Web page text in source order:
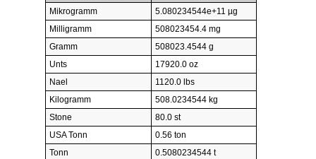
Mikrogramm
5.080234544e+11 µg
Milligramm
508023454.4 mg
Gramm
508023.4544 g
Unts
17920.0 oz
Nael
1120.0 lbs
Kilogramm
508.0234544 kg
Stone
80.0 st
USA Tonn
0.56 ton
Tonn
0.5080234544 t